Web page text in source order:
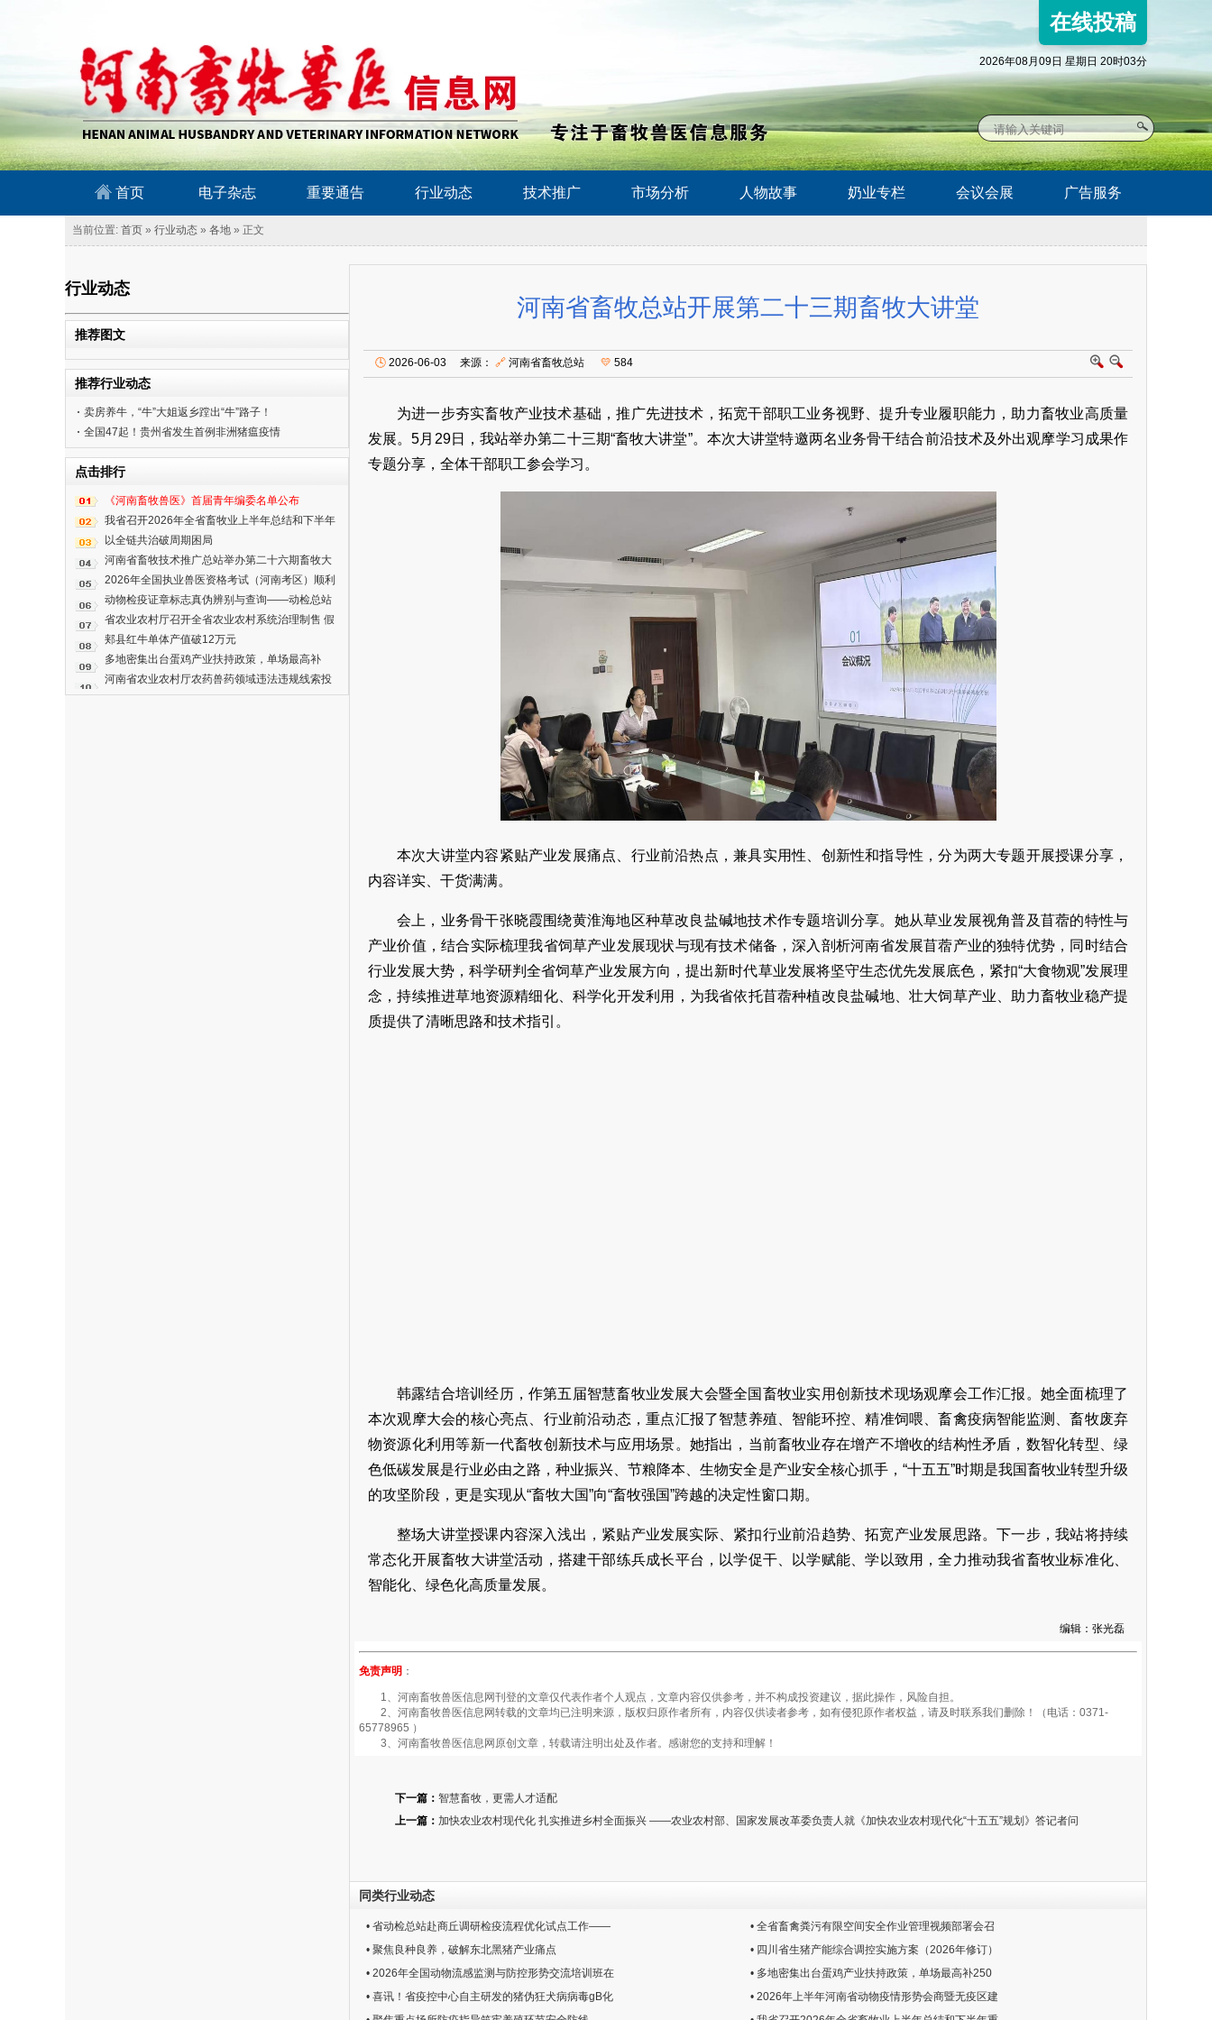
在线投稿
2026年08月09日 星期日 20时03分
首页 电子杂志 重要通告 行业动态 技术推广 市场分析 人物故事 奶业专栏 会议会展 广告服务
当前位置: 首页 » 行业动态 » 各地 » 正文
行业动态
推荐图文
推荐行业动态
卖房养牛，“牛”大姐返乡蹚出“牛”路子！
全国47起！贵州省发生首例非洲猪瘟疫情
点击排行
《河南畜牧兽医》首届青年编委名单公布
我省召开2026年全省畜牧业上半年总结和下半年
重点 工作安排暨畜牧业政策解读推进会
以全链共治破周期困局
河南省畜牧技术推广总站举办第二十六期畜牧大
讲堂
2026年全国执业兽医资格考试（河南考区）顺利
完成
动物检疫证章标志真伪辨别与查询——动检总站
开展第五期“动检e课堂”专题业务培训
省农业农村厅召开全省农业农村系统治理制售 假
劣肉制品问题工作推进视频会议
郏县红牛单体产值破12万元
多地密集出台蛋鸡产业扶持政策，单场最高补
250万元
河南省农业农村厅农药兽药领域违法违规线索投
诉举报渠道公告
河南省畜牧总站开展第二十三期畜牧大讲堂
🕓 2026-06-03 来源： 🔗 河南省畜牧总站 💛 584
为进一步夯实畜牧产业技术基础，推广先进技术，拓宽干部职工业务视野、提升专业履职能力，助力畜牧业高质量
发展。5月29日，我站举办第二十三期“畜牧大讲堂”。本次大讲堂特邀两名业务骨干结合前沿技术及外出观摩学习成果作
专题分享，全体干部职工参会学习。
本次大讲堂内容紧贴产业发展痛点、行业前沿热点，兼具实用性、创新性和指导性，分为两大专题开展授课分享，
内容详实、干货满满。
会上，业务骨干张晓霞围绕黄淮海地区种草改良盐碱地技术作专题培训分享。她从草业发展视角普及苜蓿的特性与
产业价值，结合实际梳理我省饲草产业发展现状与现有技术储备，深入剖析河南省发展苜蓿产业的独特优势，同时结合
行业发展大势，科学研判全省饲草产业发展方向，提出新时代草业发展将坚守生态优先发展底色，紧扣“大食物观”发展理
念，持续推进草地资源精细化、科学化开发利用，为我省依托苜蓿种植改良盐碱地、壮大饲草产业、助力畜牧业稳产提
质提供了清晰思路和技术指引。
韩露结合培训经历，作第五届智慧畜牧业发展大会暨全国畜牧业实用创新技术现场观摩会工作汇报。她全面梳理了
本次观摩大会的核心亮点、行业前沿动态，重点汇报了智慧养殖、智能环控、精准饲喂、畜禽疫病智能监测、畜牧废弃
物资源化利用等新一代畜牧创新技术与应用场景。她指出，当前畜牧业存在增产不增收的结构性矛盾，数智化转型、绿
色低碳发展是行业必由之路，种业振兴、节粮降本、生物安全是产业安全核心抓手，“十五五”时期是我国畜牧业转型升级
的攻坚阶段，更是实现从“畜牧大国”向“畜牧强国”跨越的决定性窗口期。
整场大讲堂授课内容深入浅出，紧贴产业发展实际、紧扣行业前沿趋势、拓宽产业发展思路。下一步，我站将持续
常态化开展畜牧大讲堂活动，搭建干部练兵成长平台，以学促干、以学赋能、学以致用，全力推动我省畜牧业标准化、
智能化、绿色化高质量发展。
编辑：张光磊
免责声明 ：
1、河南畜牧兽医信息网刊登的文章仅代表作者个人观点，文章内容仅供参考，并不构成投资建议，据此操作，风险自担。
2、河南畜牧兽医信息网转载的文章均已注明来源，版权归原作者所有，内容仅供读者参考，如有侵犯原作者权益，请及时联系我们删除！（电话：0371-
65778965 ）
3、河南畜牧兽医信息网原创文章，转载请注明出处及作者。感谢您的支持和理解！
下一篇： 智慧畜牧，更需人才适配
上一篇： 加快农业农村现代化 扎实推进乡村全面振兴 ——农业农村部、国家发展改革委负责人就《加快农业农村现代化“十五五”规划》答记者问
同类行业动态
• 省动检总站赴商丘调研检疫流程优化试点工作——
• 全省畜禽粪污有限空间安全作业管理视频部署会召
• 聚焦良种良养，破解东北黑猪产业痛点
• 四川省生猪产能综合调控实施方案（2026年修订）
• 2026年全国动物流感监测与防控形势交流培训班在
• 多地密集出台蛋鸡产业扶持政策，单场最高补250
• 喜讯！省疫控中心自主研发的猪伪狂犬病病毒gB化
• 2026年上半年河南省动物疫情形势会商暨无疫区建